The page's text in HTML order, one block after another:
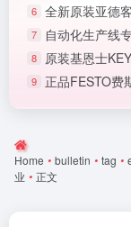
6 全新原装亚德
7 自动化生产线
8 原装基恩士
9 正品FESTO费
Home • bulletin • tag •
业 • 正文